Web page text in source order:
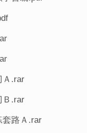
Ａ.rar
Ｂ.rar
套路Ａ.rar